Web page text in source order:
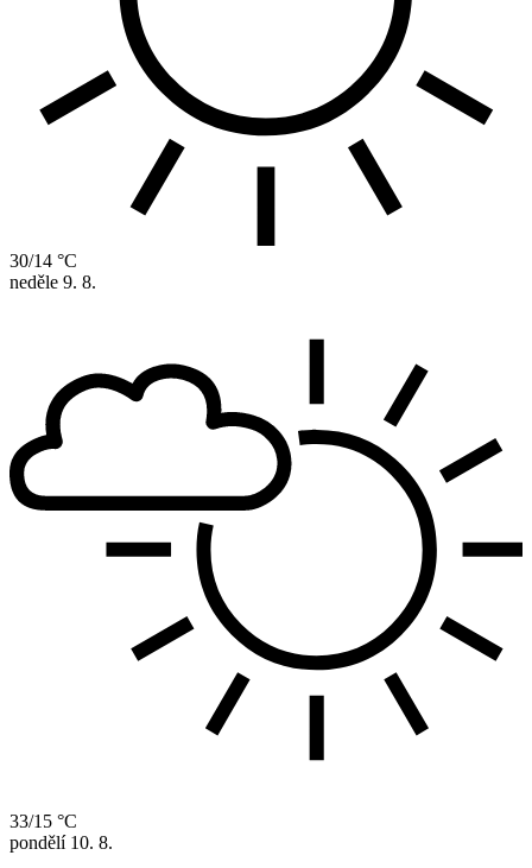
30/14 °C
neděle 9. 8.
33/15 °C
pondělí 10. 8.